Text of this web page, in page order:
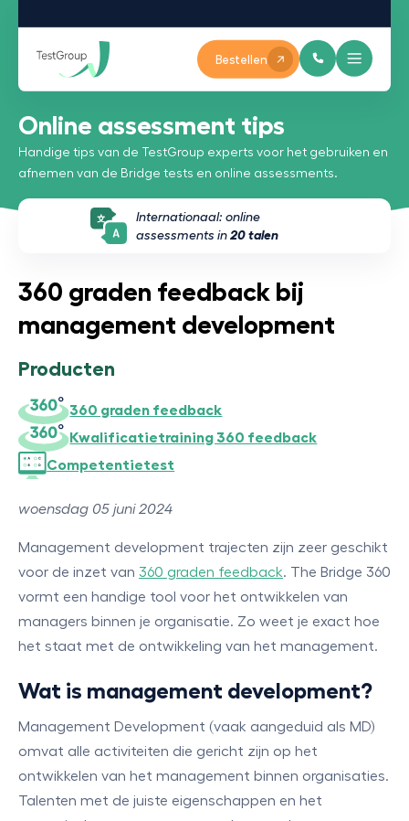
Bestellen
Online assessment tips
Handige tips van de TestGroup experts voor het gebruiken en
afnemen van de Bridge tests en online assessments.
Internationaal: online
assessments in 20 talen
360 graden feedback bij
management development
Producten
360 graden feedback
Kwalificatietraining 360 feedback
Competentietest
woensdag 05 juni 2024
Management development trajecten zijn zeer geschikt
voor de inzet van 360 graden feedback. The Bridge 360
vormt een handige tool voor het ontwikkelen van
managers binnen je organisatie. Zo weet je exact hoe
het staat met de ontwikkeling van het management.
Wat is management development?
Management Development (vaak aangeduid als MD)
omvat alle activiteiten die gericht zijn op het
ontwikkelen van het management binnen organisaties.
Talenten met de juiste eigenschappen en het